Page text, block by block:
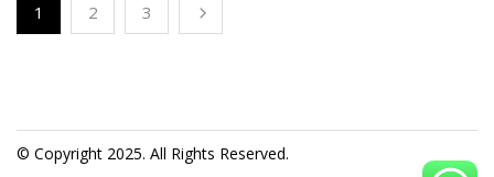
1 2 3
© Copyright 2025. All Rights Reserved.